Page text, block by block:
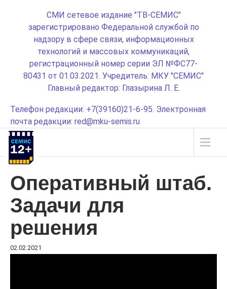
СМИ сетевое издание "ТВ-СЕМИС"
зарегистрировано Федеральной службой по
надзору в сфере связи, информационных
технологий и массовых коммуникаций,
регистрационный номер серии ЭЛ №ФС77-
80431 от 01.03.2021. Учредитель: МКУ "СЕМИС"
Главный редактор: Глазырина Л. Е.
Телефон редакции: +7(39160)21-6-95. Электронная
почта редакции: red@mku-semis.ru
Оперативный штаб.
Задачи для
решения
02.02.2021